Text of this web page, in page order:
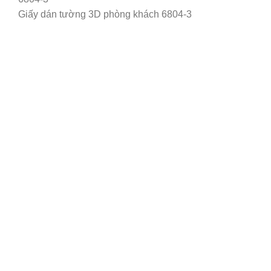
Giấy dán tường 3D phòng khách 6804-3